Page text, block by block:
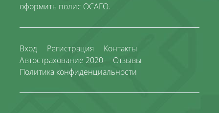
оформить полис ОСАГО.
Вход Регистрация
Контакты
Автострахование 2020
Отзывы
Политика конфиденциальности